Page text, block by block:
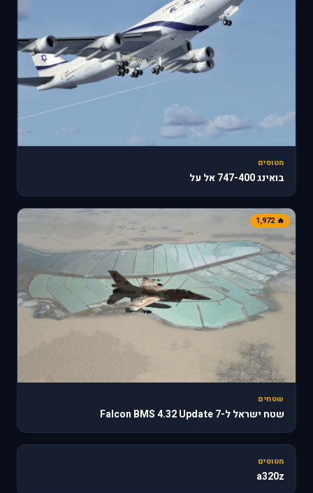
מטוסים
בואינג 747-400 אל על
🔥 1,972
שטחים
שטח ישראל ל-Falcon BMS 4.32 Update 7
🔥 818
מטוסים
a320z